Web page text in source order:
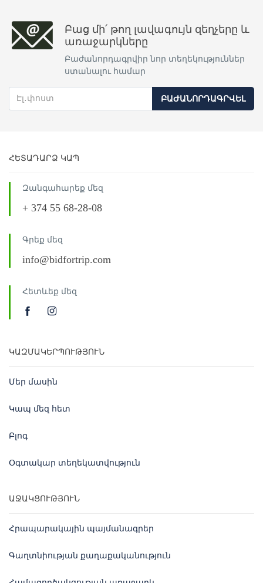
Բաց մի՛ թող լավագույն զեղչերը և
առաջարկները
Բաժանորդագրվիր նոր տեղեկություններ
ստանալու համար
ԲԱԺԱՆՈՐԴԱԳՐՎԵԼ
ՀԵՏԱԴԱՐՁ ԿԱՊ
Զանգահարեք մեզ
+ 374 55 68-28-08
Գրեք մեզ
info@bidfortrip.com
Հետևեք մեզ
ԿԱԶՄԱԿԵՐՊՈՒԹՅՈՒՆ
Մեր մասին
Կապ մեզ հետ
Բլոգ
Օգտակար տեղեկատվություն
ԱՋԱԿՑՈՒԹՅՈՒՆ
Հրապարակային պայմանագրեր
Գաղտնիության քաղաքականություն